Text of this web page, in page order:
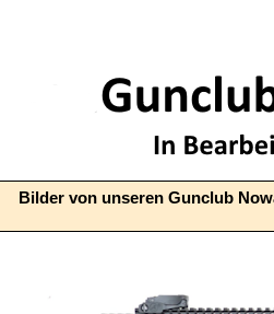
Bilder von unseren Gunclub